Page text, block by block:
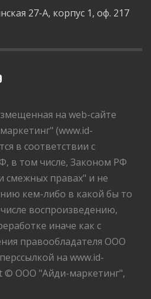
27-А, корпус 1, оф. 217
на web-сайте
(www.id-
в соответствии с
в том числе, Законом РФ
смежных правах" и не
кем-либо в какой бы то
воспроизведению,
иначе как с
правообладателя ООО
на www.id-
© ООО "Айди-маркетинг",